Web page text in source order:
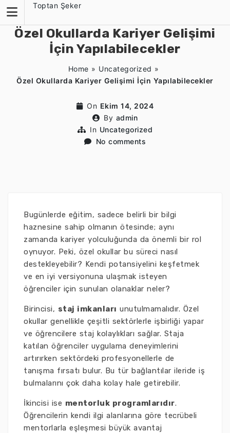
content
Toptan Şeker
Özel Okullarda Kariyer Gelişimi
İçin Yapılabilecekler
Home » Uncategorized »
Özel Okullarda Kariyer Gelişimi İçin Yapılabilecekler
On Ekim 14, 2024
By admin
In Uncategorized
No comments
Bugünlerde eğitim, sadece belirli bir bilgi
haznesine sahip olmanın ötesinde; aynı
zamanda kariyer yolculuğunda da önemli bir rol
oynuyor. Peki, özel okullar bu süreci nasıl
destekleyebilir? Kendi potansiyelini keşfetmek
ve en iyi versiyonuna ulaşmak isteyen
öğrenciler için sunulan olanaklar neler?
Birincisi, staj imkanları unutulmamalıdır. Özel
okullar genellikle çeşitli sektörlerle işbirliği yapar
ve öğrencilere staj kolaylıkları sağlar. Staja
katılan öğrenciler uygulama deneyimlerini
artırırken sektördeki profesyonellerle de
tanışma fırsatı bulur. Bu tür bağlantılar ileride iş
bulmalarını çok daha kolay hale getirebilir.
İkincisi ise mentorluk programlarıdır.
Öğrencilerin kendi ilgi alanlarına göre tecrübeli
mentorlarla eşleşmesi büyük avantaj